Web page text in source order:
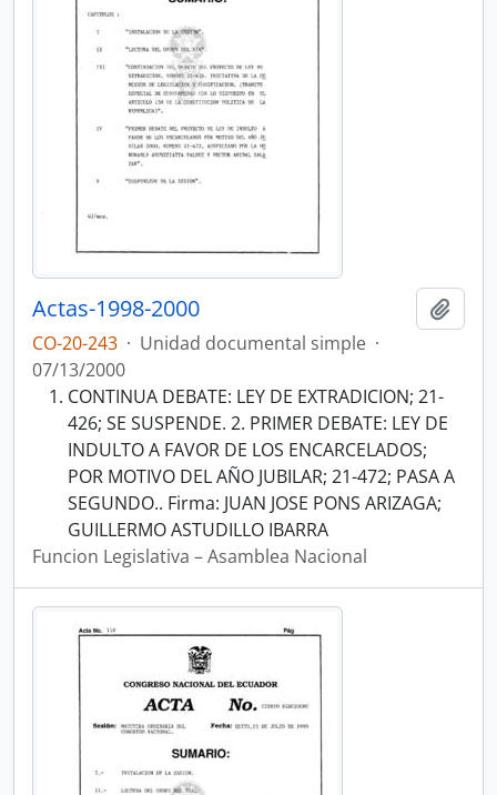
Actas-1998-2000
CO-20-243 · Unidad documental simple ·
07/13/2000
CONTINUA DEBATE: LEY DE EXTRADICION; 21-
426; SE SUSPENDE. 2. PRIMER DEBATE: LEY DE
INDULTO A FAVOR DE LOS ENCARCELADOS;
POR MOTIVO DEL AÑO JUBILAR; 21-472; PASA A
SEGUNDO.. Firma: JUAN JOSE PONS ARIZAGA;
GUILLERMO ASTUDILLO IBARRA
Funcion Legislativa – Asamblea Nacional